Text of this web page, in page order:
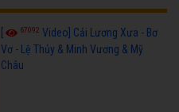
[ 67092 Video] Cải Lương Xưa - Bơ
Vơ - Lệ Thủy & Minh Vương & Mỹ
Châu